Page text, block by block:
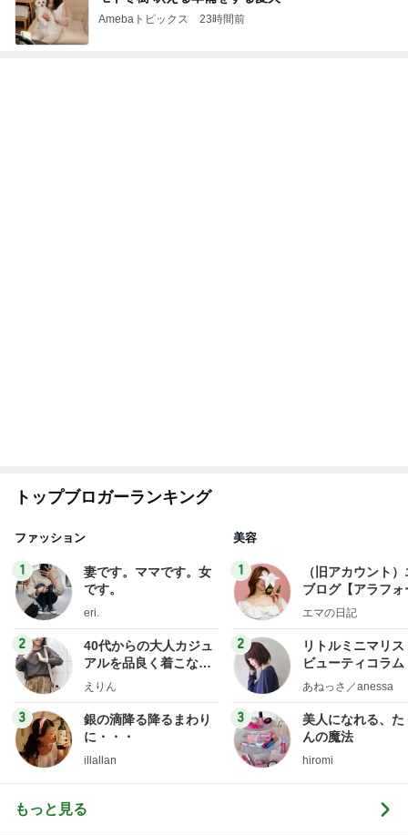
Amebaトピックス 23時間前
トップブロガーランキング
ファッション
1
妻です。ママです。女
です。
eri.
2
40代からの大人カジュ
アルを品良く着こなす
ファッションブログ
えりん
3
銀の滴降る降るまわり
に・・・
illallan
美容
1
（旧アカウント
ブログ【アラフォ
社売却セカンドラ
エマの日記
2
リトルミニマリス
ビューティコラ
little
あねっさ／anessa
3
美人になれる、た
んの魔法
hiromi
もっと見る